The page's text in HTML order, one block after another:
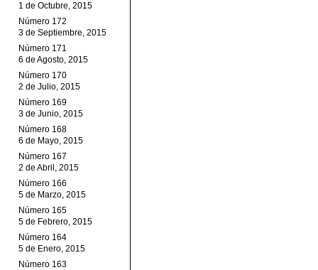
1 de Octubre, 2015
Número 172
3 de Septiembre, 2015
Número 171
6 de Agosto, 2015
Número 170
2 de Julio, 2015
Número 169
3 de Junio, 2015
Número 168
6 de Mayo, 2015
Número 167
2 de Abril, 2015
Número 166
5 de Marzo, 2015
Número 165
5 de Febrero, 2015
Número 164
5 de Enero, 2015
Número 163